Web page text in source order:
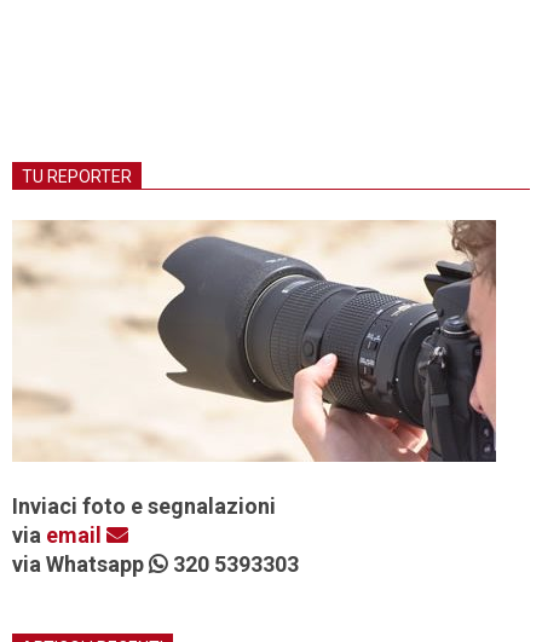
TU REPORTER
Inviaci foto e segnalazioni
via email
via Whatsapp
320 5393303